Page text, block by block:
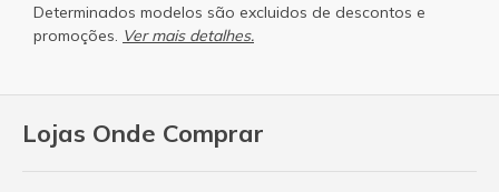
Lojas Onde Comprar
Determinados modelos são excluidos de descontos e
promoções. Ver mais detalhes.